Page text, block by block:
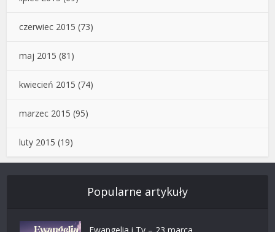
czerwiec 2015 (73)
maj 2015 (81)
kwiecień 2015 (74)
marzec 2015 (95)
luty 2015 (19)
Popularne artykuły